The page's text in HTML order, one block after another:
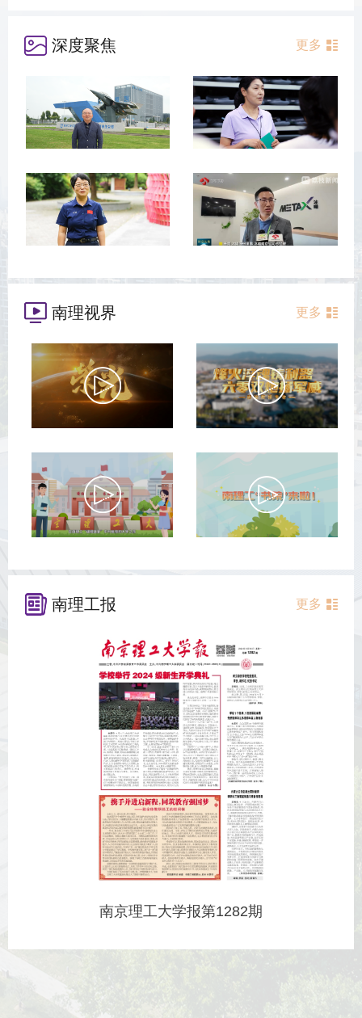
深度聚焦 更多
南理视界 更多
南理工报 更多
南京理工大学报第1282期